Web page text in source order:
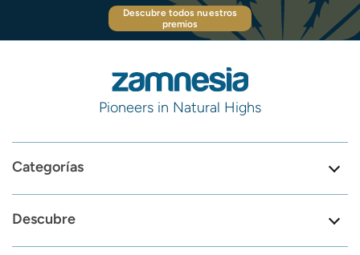
Descubre todos nuestros
premios
Pioneers in Natural Highs
Categorías
Descubre